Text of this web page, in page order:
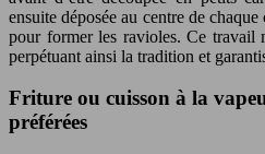
ensuite déposée au centre de
pour former les ravioles. Ce travail
perpétuant ainsi la tradition et
Friture ou cuisson à la
préférées